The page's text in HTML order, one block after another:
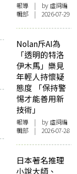
報導 | by 虛詞編
輯部 | 2026-07-29
Nolan斥AI為
「透明的特洛
伊木馬」樂見
年輕人持懷疑
態度 「保持警
惕才能善用新
技術」
報導 | by 虛詞編
輯部 | 2026-07-28
日本著名推理
小說大師、